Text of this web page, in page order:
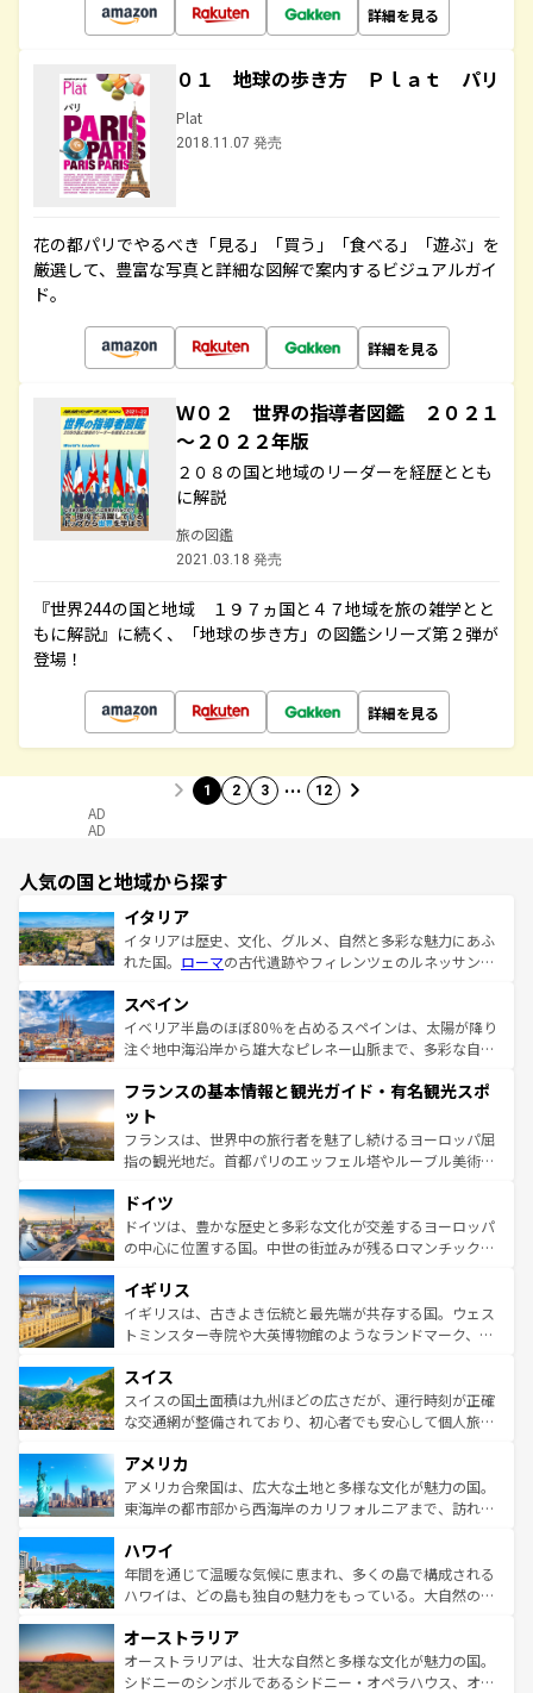
詳細を見る
０１ 地球の歩き方 Ｐｌａｔ パリ
Plat
2018.11.07 発売
花の都パリでやるべき「見る」「買う」「食べる」「遊ぶ」を
厳選して、豊富な写真と詳細な図解で案内するビジュアルガイ
ド。
詳細を見る
Ｗ０２ 世界の指導者図鑑 ２０２１
～２０２２年版
２０８の国と地域のリーダーを経歴ととも
に解説
旅の図鑑
2021.03.18 発売
『世界244の国と地域 １９７ヵ国と４７地域を旅の雑学とと
もに解説』に続く、「地球の歩き方」の図鑑シリーズ第２弾が
登場！
詳細を見る
1 2 3 … 12
AD
AD
人気の国と地域から探す
イタリア
イタリアは歴史、文化、グルメ、自然と多彩な魅力にあふ
れた国。 ローマの古代遺跡やフィレンツェのルネッサンス
ろん、トスカーナの美しい田園風景やアマルフィ海岸の絶
景など、自然景観も見逃せない。観光の合間には、本場の
ピザやパスタなど、絶品のイタリア料理を堪能することも
ませてくれるイタリアで、忘れられない旅をしてみよう！
なお、新着のイタリア情報は
しい。
スペイン
イベリア半島のほぼ80％を占めるスペインは、太陽が降り
注ぐ地中海沿岸から雄大なピレネー山脈まで、多彩な自然
文化が根付くこの国では、情熱的なフラメンコ、熱気あふ
れる闘牛、そして美味しいタパスが生活の一部となってい
る。首都マドリードの洗練された雰囲気や、バルセロナの
アートに溢れた街角から、地方では古代ローマ遺跡や中世
せる。地方によって風土や気候が異なるスペインはその個
性で訪れる人を魅了する。 なお、新着のスペイン情報は コ
ンテンツ一覧を参照してほしい。
フランスの基本情報と観光ガイド・有名観光スポ
ット
フランスは、世界中の旅行者を魅了し続けるヨーロッパ屈
指の観光地だ。首都パリのエッフェル塔やルーブル美術館
で、幅広い魅力が詰まっている。華麗な宮殿、歴史的な大
聖堂、美しいビーチ、そして豊かな自然が、訪れる者を心
から魅了する。また、フランスは美食の国としても知ら
いる。シャンパンの発祥地であるランス、プロヴァンスの
香り高いラベンダー畑など、多彩な楽しみ方が可能だ。さ
らに、パリ以外の地域にも魅力が溢れており、どの街角に
れる地方に足を運ぶとそれぞれで全く異なる文化を体験で
きるだろう。 なお、新着のフランス情報はコンテンツ一覧
を参照してほしい。
ドイツ
ドイツは、豊かな歴史と多彩な文化が交差するヨーロッパ
の中心に位置する国。中世の街並みが残るロマンチック街
顔を持つこの国は、どこを歩いても飽きることがない。ベ
ルリンの文化的活気、バイエルン州のアルプスの絶景、そ
してライン川沿いのワイン畑といった風景は必見。ビール
は、お酒好きな人にはぜひ体験してほしい。 なお、新着の
ドイツ情報はコンテンツ一覧を参照してほしい。
イギリス
イギリスは、古きよき伝統と最先端が共存する国。ウェス
トミンスター寺院や大英博物館のようなランドマーク、歴
リアごとに異なる魅力がある。また、優雅なアフタヌーン
ティー、ビール好きにはたまらない英国パブ、サッカー観
戦など、本場だからこそできる体験も豊富。イギリスを旅
ンツ一覧を参照してほしい。
スイス
スイスの国土面積は九州ほどの広さだが、運行時刻が正確
な交通網が整備されており、初心者でも安心して個人旅行
の建物がそのまま残る町や、スイスならではのユニークな
博物館もあり、アルプス観光だけでなく町歩きも満喫する
ことができる。国民の所得が高いため物価も高いが、旅行
ば市内交通費無料で観光を楽しむこともできる。 なお、新
着のスイス情報はコンテンツ一覧 を参照してほしい。
アメリカ
アメリカ合衆国は、広大な土地と多様な文化が魅力の国。
東海岸の都市部から西海岸のカリフォルニアまで、訪れる
のような巨大都市は、観光、ショッピング、エンターテイ
ンメントが詰まった刺激的なスポットだ。一方、アメリカ
西部には大自然が広がり、グランドキャニオンやイエロー
部のニューオーリンズでは、音楽と美食が融合した独特の
文化が魅力。旅行者はアメリカの各地域で異なる魅力を楽
しみながら、その多様性と豊かな歴史を感じることができ
ハワイ
年間を通じて温暖な気候に恵まれ、多くの島で構成される
ハワイは、どの島も独自の魅力をもっている。大自然の神
ワイ島は見逃せない。また、定番の観光地といえばオアフ
島だが、静かな自然を求めるならマウイ島やカウアイ島が
おすすめ。エメラルドグリーンに輝く海をはじめ、豊かな
オーストラリア
オーストラリアは、壮大な自然と多様な文化が魅力の国。
シドニーのシンボルであるシドニー・オペラハウス、オー